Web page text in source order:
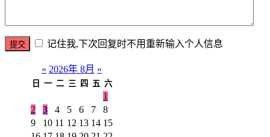
记住我,下次回复时不用重新输入个人信息
« 2026年 8月 »
日 一 二 三 四 五 六
1
2
3 4 5 6 7
8
9
10 11 12 13 14 15